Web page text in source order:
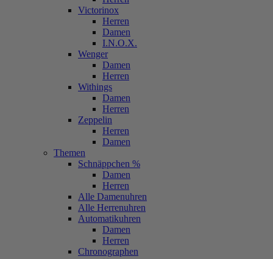
Victorinox
Herren
Damen
I.N.O.X.
Wenger
Damen
Herren
Withings
Damen
Herren
Zeppelin
Herren
Damen
Themen
Schnäppchen %
Damen
Herren
Alle Damenuhren
Alle Herrenuhren
Automatikuhren
Damen
Herren
Chronographen